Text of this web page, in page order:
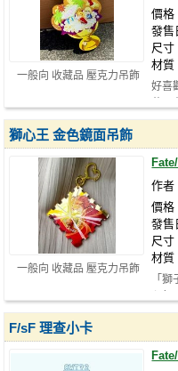
一般向 收藏品 壓克力吊飾
價格
發售
尺寸
材質
好喜
一般向 收藏品 壓克力吊飾
獅心王 金色鏡面吊飾
作者
價格
發售
尺寸
材質
「
F/sF 理查小卡